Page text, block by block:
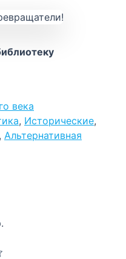
века
, Исторические,
, Альтернативная